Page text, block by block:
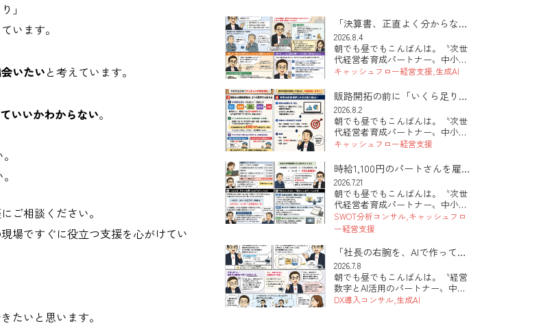
」
います。
いたいと考えています。
いいかわからない。
ご相談ください。
場ですぐに役立つ支援を心がけてい
たいと思います。
「決算書、正直よく分からな
い」――その社長にこそ効くAI
の使い方
2026.8.4
朝でも昼でもこんばんは。〝次世
代経営者育成パートナー〟中小企
業診断士の田中 健太郎です。 本
も、AIを使って自社の数字が見え
るようになる第一歩」のお話で
す。最近シリーズでお伝えしてい
るAI活用 […]
キャッシュフロー経営支援 生成AI
販路開拓の前に「いくら足りな
いのか」を出していますか
2026.8.2
朝でも昼でもこんばんは。〝次世
代経営者育成パートナー〟中小企
業診断士の田中 健太郎です。 本
方」のお話です。新しい取引先を
探すこと自体は、まったく正し
い。ただ、現状の数字を握らない
まま「とにか […]
キャッシュフロー経営支援
時給1,100円のパートさんを雇
うと、実際いくらかかるのか？
っていう雇用問題の話。
2026.7.21
朝でも昼でもこんばんは。〝次世
代経営者育成パートナー〟中小企
業診断士の田中 健太郎です。 本
日は「人を雇うのが怖い」という
お話です。先日うかがった会社の
社長さんから、こんな言葉が出て
きました。時給に見合う働きをし
てくれる […]
SWOT分析コンサル キャッシュフロ
ー経営支援
「社長の右腕を、AIで作ってみ
た（第5回・最終回）」
2026.7.8
朝でも昼でもこんばんは。〝経営
数字とAI活用のパートナー〟中小
企業診断士の田中 健太郎です。
DX導入コンサル 生成AI